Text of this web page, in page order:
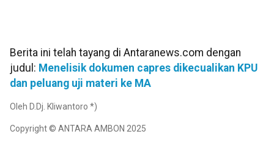
Berita ini telah tayang di Antaranews.com dengan
judul: Menelisik dokumen capres dikecualikan KPU
dan peluang uji materi ke MA
Oleh D.Dj. Kliwantoro *)
Copyright © ANTARA AMBON 2025